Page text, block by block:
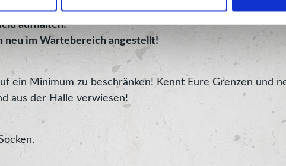
Kiste zu legen!
aufhalten!
neu im Wartebereich angestellt!
ein Minimum zu beschränken! Kennt Eure Grenzen und
aus der Halle verwiesen!